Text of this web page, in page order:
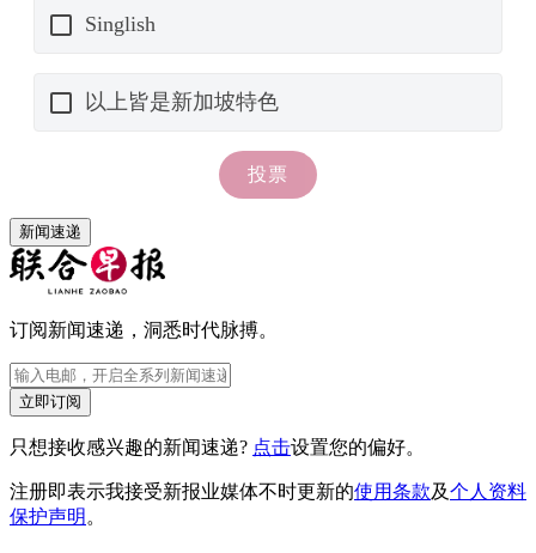
新闻速递
订阅新闻速递，洞悉时代脉搏。
立即订阅
只想接收感兴趣的新闻速递? 点击设置您的偏好。
注册即表示我接受新报业媒体不时更新的使用条款及个人资料
保护声明。